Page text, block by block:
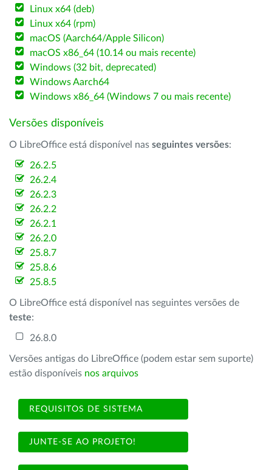
Linux x64 (deb)
Linux x64 (rpm)
macOS (Aarch64/Apple Silicon)
macOS x86_64 (10.14 ou mais recente)
Windows (32 bit, deprecated)
Windows Aarch64
Windows x86_64 (Windows 7 ou mais recente)
Versões disponíveis
O LibreOffice está disponível nas seguintes versões:
26.2.5
26.2.4
26.2.3
26.2.2
26.2.1
26.2.0
25.8.7
25.8.6
25.8.5
O LibreOffice está disponível nas seguintes versões de
teste:
26.8.0
Versões antigas do LibreOffice (podem estar sem suporte)
estão disponíveis nos arquivos
REQUISITOS DE SISTEMA
JUNTE-SE AO PROJETO!